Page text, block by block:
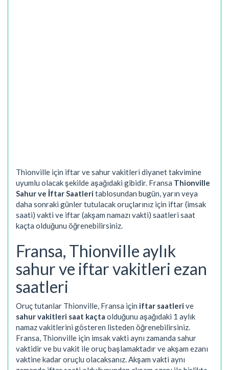
Thionville için iftar ve sahur vakitleri diyanet takvimine
uyumlu olacak şekilde aşağıdaki gibidir. Fransa Thionville
Sahur ve İftar Saatleritablosundan bugün, yarın veya
daha sonraki günler tutulacak oruçlarınız için iftar (imsak
saati) vakti ve iftar (akşam namazı vakti) saatleri saat
kaçta olduğunu öğrenebilirsiniz.
Fransa, Thionville aylık
sahur ve iftar vakitleri ezan
saatleri
Oruç tutanlar Thionville, Fransa için iftar saatlerive
sahur vakitleri saat kaçta olduğunu aşağıdaki 1 aylık
namaz vakitlerini gösteren listeden öğrenebilirsiniz.
Fransa, Thionville için imsak vakti aynı zamanda sahur
vaktidir ve bu vakit ile oruç başlamaktadır ve akşam ezanı
vaktine kadar oruçlu olacaksanız. Akşam vakti aynı